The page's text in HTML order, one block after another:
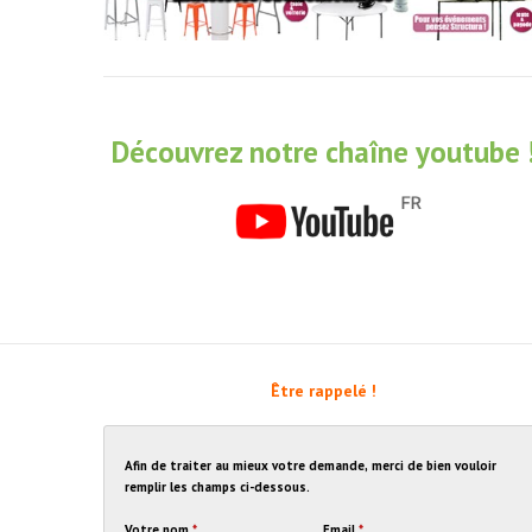
Découvrez notre chaîne youtube
Être rappelé !
Afin de traiter au mieux votre demande, merci de bien vouloir
remplir les champs ci-dessous.